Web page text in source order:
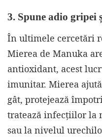
3. Spune adio gripei
În ultimele cercetări
Mierea de Manuka
antioxidant, acest
imunitar. Mierea
gât, protejează
tratează infecțiilor la
sau la nivelul